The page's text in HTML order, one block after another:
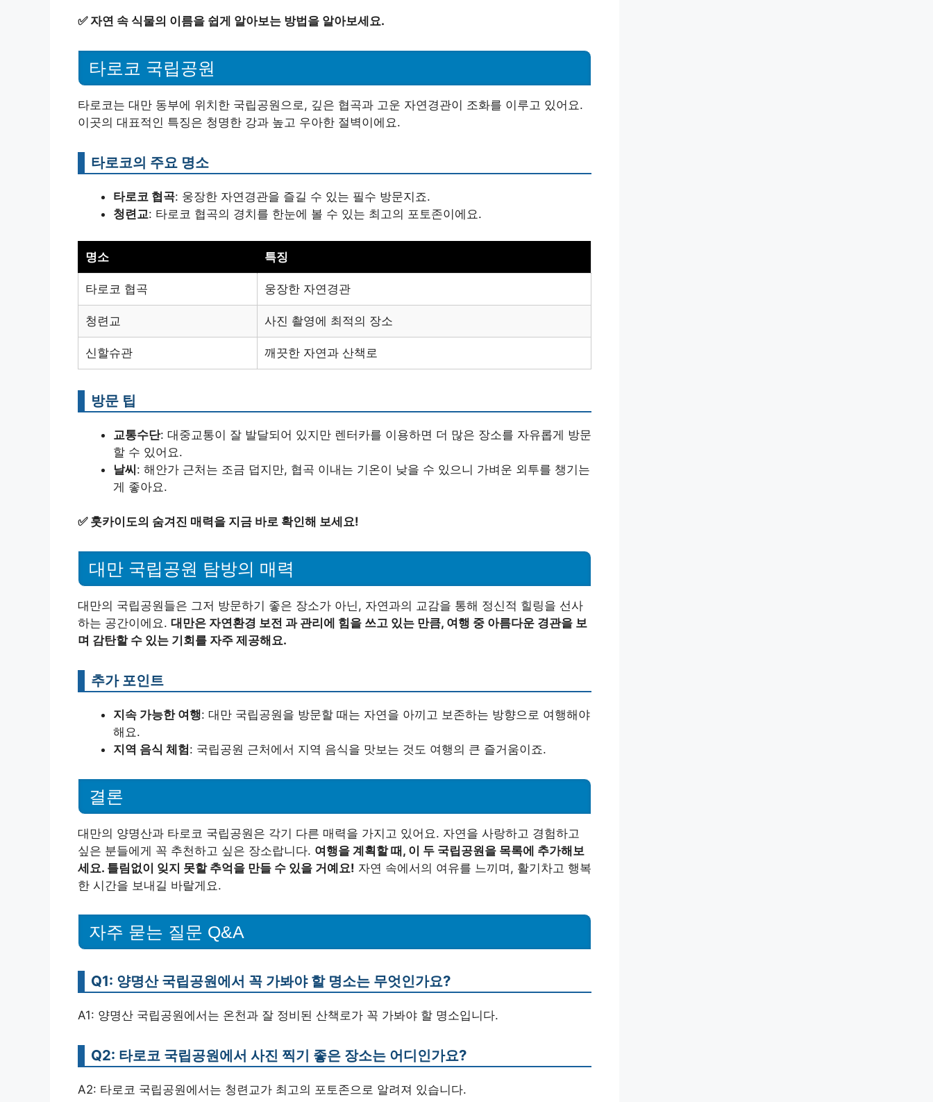
✅ 자연 속 식물의 이름을 쉽게 알아보는 방법을 알아보세요.
타로코 국립공원
타로코는 대만 동부에 위치한 국립공원으로, 깊은 협곡과 고운 자연경관이 조화를 이루고 있어요.
이곳의 대표적인 특징은 청명한 강과 높고 우아한 절벽이에요.
타로코의 주요 명소
타로코 협곡: 웅장한 자연경관을 즐길 수 있는 필수 방문지죠.
청련교: 타로코 협곡의 경치를 한눈에 볼 수 있는 최고의 포토존이에요.
명소 특징
타로코 협곡 웅장한 자연경관
청련교 사진 촬영에 최적의 장소
신할슈관 깨끗한 자연과 산책로
방문 팁
교통수단: 대중교통이 잘 발달되어 있지만 렌터카를 이용하면 더 많은 장소를 자유롭게 방문
할 수 있어요.
날씨: 해안가 근처는 조금 덥지만, 협곡 이내는 기온이 낮을 수 있으니 가벼운 외투를 챙기는
게 좋아요.
✅ 훗카이도의 숨겨진 매력을 지금 바로 확인해 보세요!
대만 국립공원 탐방의 매력
대만의 국립공원들은 그저 방문하기 좋은 장소가 아닌, 자연과의 교감을 통해 정신적 힐링을 선사
하는 공간이에요. 대만은 자연환경 보전 과 관리에 힘을 쓰고 있는 만큼, 여행 중 아름다운 경관을 보
며 감탄할 수 있는 기회를 자주 제공해요.
추가 포인트
지속 가능한 여행: 대만 국립공원을 방문할 때는 자연을 아끼고 보존하는 방향으로 여행해야
해요.
지역 음식 체험: 국립공원 근처에서 지역 음식을 맛보는 것도 여행의 큰 즐거움이죠.
결론
대만의 양명산과 타로코 국립공원은 각기 다른 매력을 가지고 있어요. 자연을 사랑하고 경험하고
싶은 분들에게 꼭 추천하고 싶은 장소랍니다. 여행을 계획할 때, 이 두 국립공원을 목록에 추가해보
세요. 틀림없이 잊지 못할 추억을 만들 수 있을 거예요! 자연 속에서의 여유를 느끼며, 활기차고 행복
한 시간을 보내길 바랄게요.
자주 묻는 질문 Q&A
Q1: 양명산 국립공원에서 꼭 가봐야 할 명소는 무엇인가요?
A1: 양명산 국립공원에서는 온천과 잘 정비된 산책로가 꼭 가봐야 할 명소입니다.
Q2: 타로코 국립공원에서 사진 찍기 좋은 장소는 어디인가요?
A2: 타로코 국립공원에서는 청련교가 최고의 포토존으로 알려져 있습니다.